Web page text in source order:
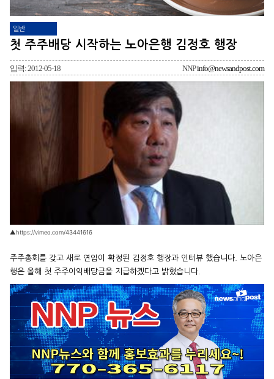
일반
첫 주주배당 시작하는 노아은행 김정호 행장
입력: 2012-05-18 NNPinfo@newsandpost.com
▲https://vimeo.com/43441616
주주총회를 갖고 새로 연임이 확정된 김정호 행장과 인터뷰 했습니다. 노아은
행은 올해 첫 주주이익배당금을 지급하겠다고 밝혔습니다.